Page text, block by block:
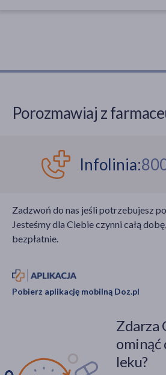
Porozmawiaj z
Infolinia:
Zadzwoń do nas jeśli potrzebujesz
Jesteśmy dla Ciebie czynni całą
bezpłatnie.
Pobierz aplikację mobilną Doz.pl
Zdarza
ominąć
leku?